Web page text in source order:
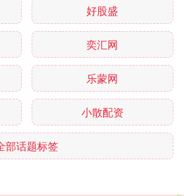
好股盛
奕汇网
乐蒙网
小散配资
部话题标签